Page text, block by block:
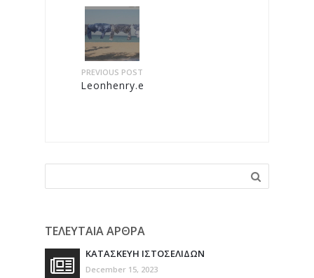
PREVIOUS POST
Leonhenry.eu
ΤΕΛΕΥΤΑΙΑ ΑΡΘΡΑ
ΚΑΤΑΣΚΕΥΗ ΙΣΤΟΣΕΛΙΔΩΝ
December 15, 2023